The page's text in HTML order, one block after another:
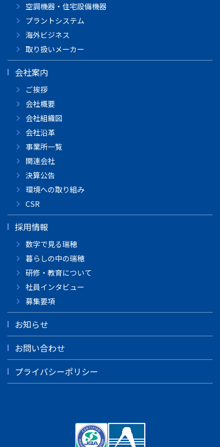
空調機器・住宅設備機器
プラントシステム
海外ビジネス
取り扱いメーカー
会社案内
ご挨拶
会社概要
会社組織図
会社沿革
事業所一覧
関連会社
決算公告
環境への取り組み
CSR
採用情報
数字で見る瑞穂
暮らしの中の瑞穂
研修・教育について
社員インタビュー
募集要項
お知らせ
お問い合わせ
プライバシーポリシー